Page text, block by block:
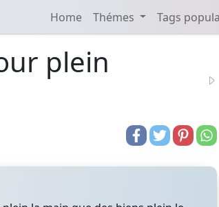
Home Thémes Tags
plein